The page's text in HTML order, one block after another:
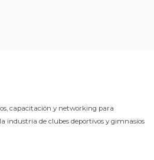
capacitación y networking para
industria de clubes deportivos y gimnasios